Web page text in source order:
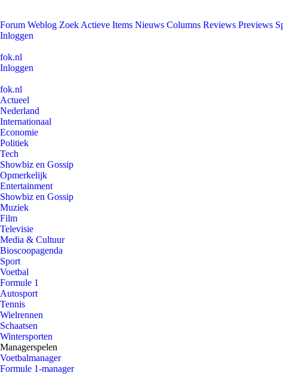
Forum Weblog Zoek Actieve Items Nieuws Columns Reviews Previews
Inloggen
fok.nl
Inloggen
fok.nl
Actueel
Nederland
Internationaal
Economie
Politiek
Tech
Showbiz en Gossip
Opmerkelijk
Entertainment
Showbiz en Gossip
Muziek
Film
Televisie
Media & Cultuur
Bioscoopagenda
Sport
Voetbal
Formule 1
Autosport
Tennis
Wielrennen
Schaatsen
Wintersporten
Managerspelen
Voetbalmanager
Formule 1-manager